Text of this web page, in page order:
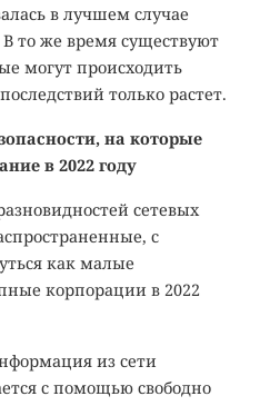
в лучшем случае
то же время существуют
могут происходить
только растет.
на которые
в 2022 году
сетевых
с
как малые
корпорации в 2022
из сети
с помощью свободно